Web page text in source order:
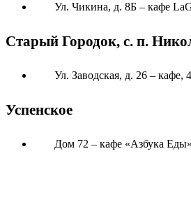
Ул. Чикина, д. 8Б – кафе
Старый Городок, с. п.
Ул. Заводская, д. 26 – кафе,
Успенское
Дом 72 – кафе «Азбука